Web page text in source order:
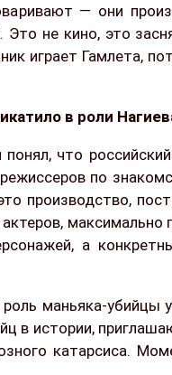
— они
не кино, это
играет Гамлета,
в роли
что
по
производство,
максимально
а
маньяка-убийцы
в истории,
катарсиса.